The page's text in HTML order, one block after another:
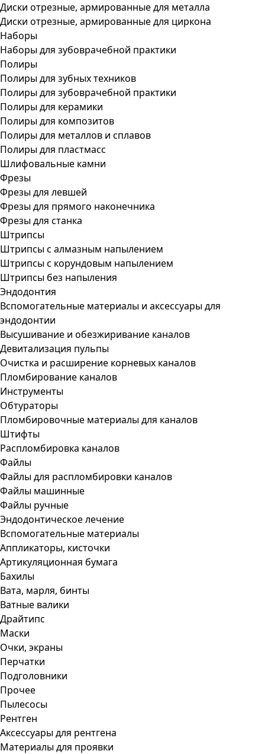
Диски отрезные, армированные для металла
Диски отрезные, армированные для циркона
Наборы
Наборы для зубоврачебной практики
Полиры
Полиры для зубных техников
Полиры для зубоврачебной практики
Полиры для керамики
Полиры для композитов
Полиры для металлов и сплавов
Полиры для пластмасс
Шлифовальные камни
Фрезы
Фрезы для левшей
Фрезы для прямого наконечника
Фрезы для станка
Штрипсы
Штрипсы c алмазным напылением
Штрипсы c корундовым напылением
Штрипсы без напыления
Эндодонтия
Вспомогательные материалы и аксессуары для
эндодонтии
Высушивание и обезжиривание каналов
Девитализация пульпы
Очистка и расширение корневых каналов
Пломбирование каналов
Инструменты
Обтураторы
Пломбировочные материалы для каналов
Штифты
Распломбировка каналов
Файлы
Файлы для распломбировки каналов
Файлы машинные
Файлы ручные
Эндодонтическое лечение
Вспомогательные материалы
Аппликаторы, кисточки
Артикуляционная бумага
Бахилы
Вата, марля, бинты
Ватные валики
Драйтипс
Маски
Очки, экраны
Перчатки
Подголовники
Прочее
Пылесосы
Рентген
Аксессуары для рентгена
Материалы для проявки